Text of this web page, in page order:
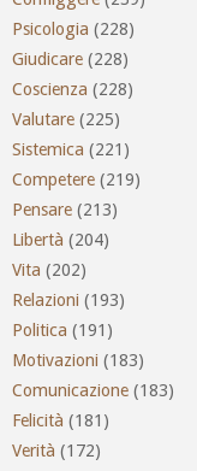
Psicologia (228)
Giudicare (228)
Coscienza (228)
Valutare (225)
Sistemica (221)
Competere (219)
Pensare (213)
Libertà (204)
Vita (202)
Relazioni (193)
Politica (191)
Motivazioni (183)
Comunicazione (183)
Felicità (181)
Verità (172)